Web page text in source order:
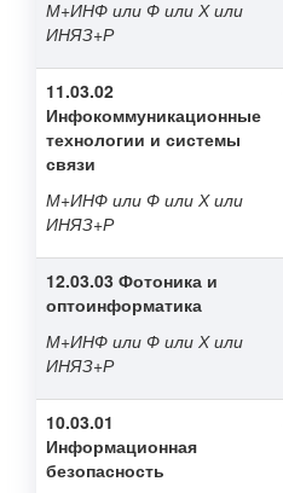
М+ИНФ или Ф или Х или
ИНЯЗ+Р
11.03.02
Инфокоммуникационные
технологии и системы
связи
М+ИНФ или Ф или Х или
ИНЯЗ+Р
12.03.03 Фотоника и
оптоинформатика
М+ИНФ или Ф или Х или
ИНЯЗ+Р
10.03.01
Информационная
безопасность